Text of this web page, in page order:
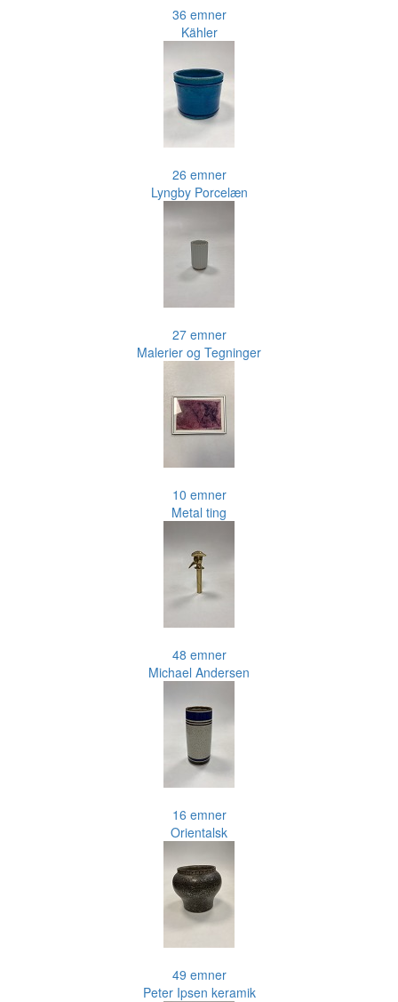
36 emner
Kähler
26 emner
Lyngby Porcelæn
27 emner
Malerier og Tegninger
10 emner
Metal ting
48 emner
Michael Andersen
16 emner
Orientalsk
49 emner
Peter Ipsen keramik